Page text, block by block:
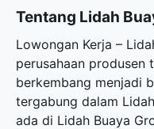
Tentang Lidah
Lowongan Kerja –
perusahaan produsen
berkembang menjadi
tergabung dalam
ada di Lidah Buaya